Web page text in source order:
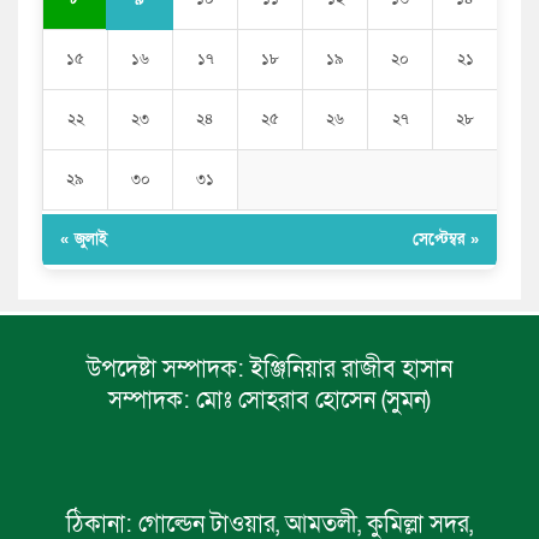
১৫ ১৬ ১৭ ১৮ ১৯ ২০ ২১
২২ ২৩ ২৪ ২৫ ২৬ ২৭ ২৮
২৯ ৩০ ৩১
« জুলাই সেপ্টেম্বর »
উপদেষ্টা সম্পাদক:ইঞ্জিনিয়ার রাজীব হাসান
সম্পাদক: মোঃ সোহরাব হোসেন (সুমন)
ঠিকানা: গোল্ডেন টাওয়ার, আমতলী, কুমিল্লা সদর,